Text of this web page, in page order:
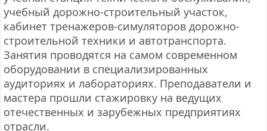
учебный дорожно-строительный участок,
кабинет тренажеров-симуляторов дорожно-
строительной техники и автотранспорта.
Занятия проводятся на самом современном
оборудовании в специализированных
аудиториях и лабораториях. Преподаватели и
мастера прошли стажировку на ведущих
отечественных и зарубежных предприятиях
отрасли.